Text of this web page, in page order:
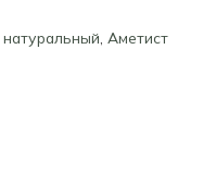
Аметист